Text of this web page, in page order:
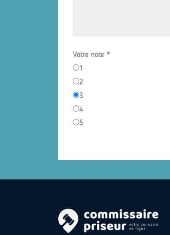
Votre note *
1
2
3
4
5